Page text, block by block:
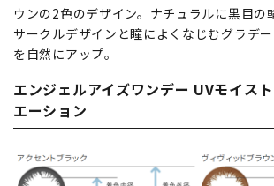
ウンの2色のデザイン。ナチュラルに黒目の
サークルデザインと瞳によくなじむグラデ
を自然にアップ。
エンジェルアイズワンデー UVモイス
エーション